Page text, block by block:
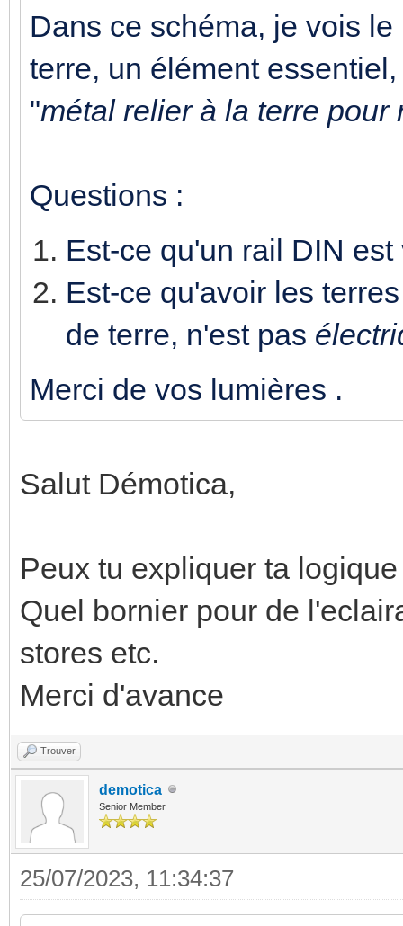
Dans ce schéma, je vois
terre, un élément
"métal relier à la terre pour
Questions :
Est-ce qu'un rail DIN
Est-ce qu'avoir les
de terre, n'est pas
Merci de vos lumières .
Salut Démotica,
Peux tu expliquer ta
Quel bornier pour de
stores etc.
Merci d'avance
Trouver
demotica
Senior Member
25/07/2023, 11:34:37